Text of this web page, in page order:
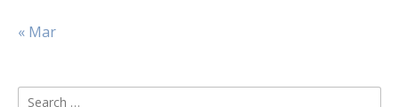
« Mar
Search